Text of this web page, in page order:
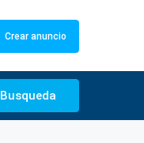
Crear anuncio
Busqueda